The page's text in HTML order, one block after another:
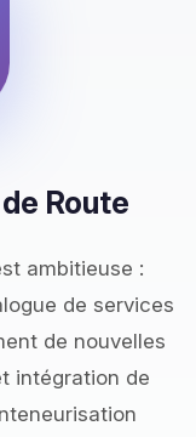
Route
ambitieuse :
de services
de nouvelles
intégration de